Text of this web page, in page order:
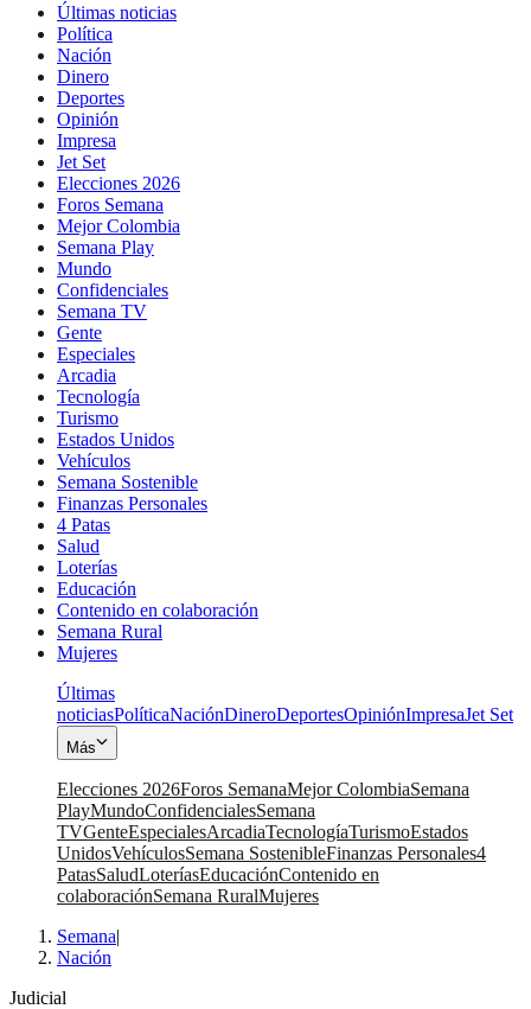
Últimas noticias
Política
Nación
Dinero
Deportes
Opinión
Impresa
Jet Set
Elecciones 2026
Foros Semana
Mejor Colombia
Semana Play
Mundo
Confidenciales
Semana TV
Gente
Especiales
Arcadia
Tecnología
Turismo
Estados Unidos
Vehículos
Semana Sostenible
Finanzas Personales
4 Patas
Salud
Loterías
Educación
Contenido en colaboración
Semana Rural
Mujeres
Últimas
noticiasPolíticaNaciónDineroDeportesOpiniónImpresaJet Set
Más
Elecciones 2026Foros SemanaMejor ColombiaSemana
PlayMundoConfidencialesSemana
TVGenteEspecialesArcadiaTecnologíaTurismoEstados
UnidosVehículosSemana SostenibleFinanzas Personales4
PatasSaludLoteríasEducaciónContenido en
colaboraciónSemana RuralMujeres
Semana|
Nación
Judicial